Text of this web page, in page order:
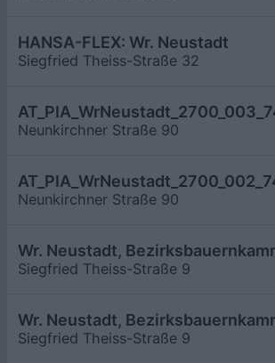
HANSA-FLEX: Wr. Neustadt
Siegfried Theiss-Straße 32
Neunkirchner Straße 90
Neunkirchner Straße 90
Wr. Neustadt,
Siegfried Theiss-Straße 9
Wr. Neustadt,
Siegfried Theiss-Straße 9